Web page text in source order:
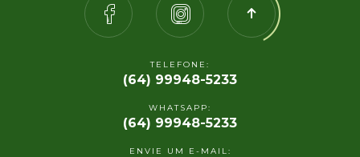
TELEFONE:
(64) 99948-5233
WHATSAPP:
(64) 99948-5233
ENVIE UM E-MAIL: